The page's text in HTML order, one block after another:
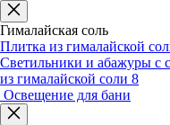
Гималайская соль
Плитка из гималайской
Светильники и абажуры с
из гималайской соли 8
Освещение для бани